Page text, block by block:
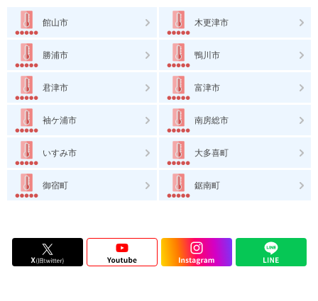
館山市 木更津市
勝浦市 鴨川市
君津市 富津市
袖ケ浦市 南房総市
いすみ市 大多喜町
御宿町 鋸南町